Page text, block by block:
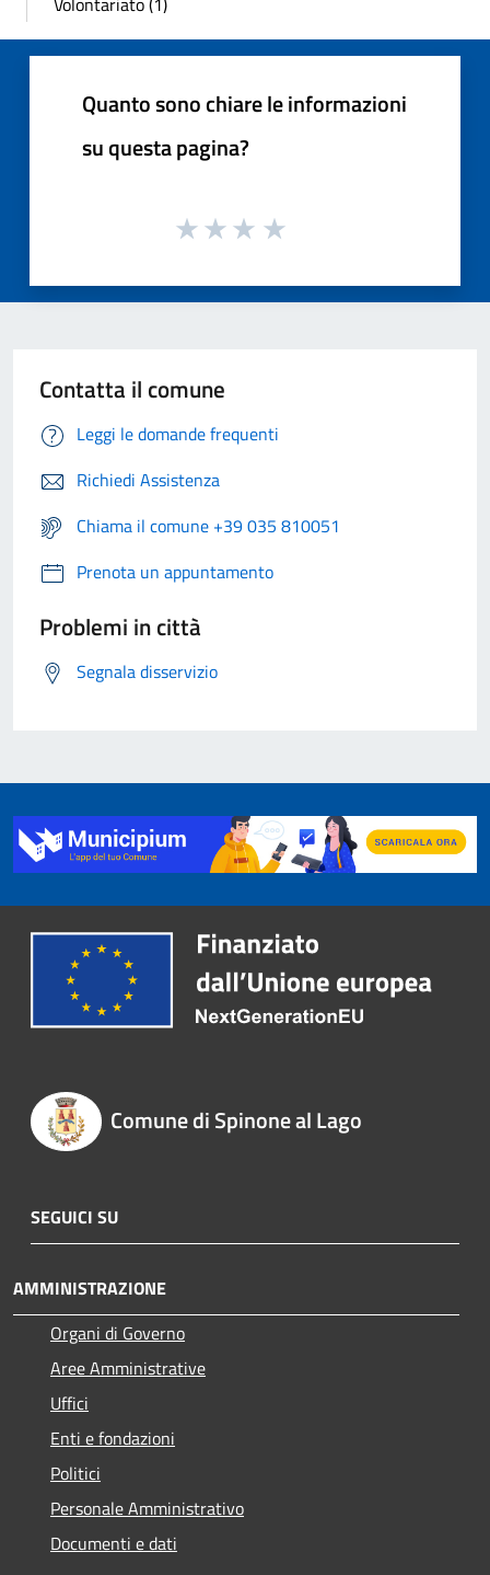
Quanto sono chiare le informazioni
su questa pagina?
Contatta il comune
Leggi le domande frequenti
Richiedi Assistenza
Chiama il comune +39 035 810051
Prenota un appuntamento
Problemi in città
Segnala disservizio
Comune di Spinone al Lago
SEGUICI SU
AMMINISTRAZIONE
Organi di Governo
Aree Amministrative
Uffici
Enti e fondazioni
Politici
Personale Amministrativo
Documenti e dati